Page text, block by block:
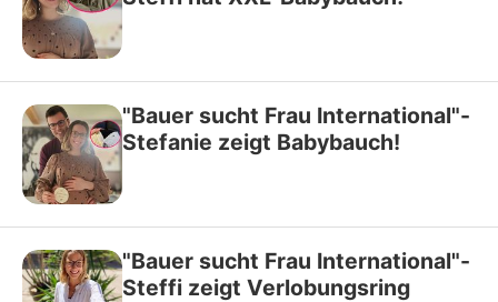
"Bauer sucht Frau International"-
Stefanie zeigt Babybauch!
"Bauer sucht Frau International"-
Steffi zeigt Verlobungsring